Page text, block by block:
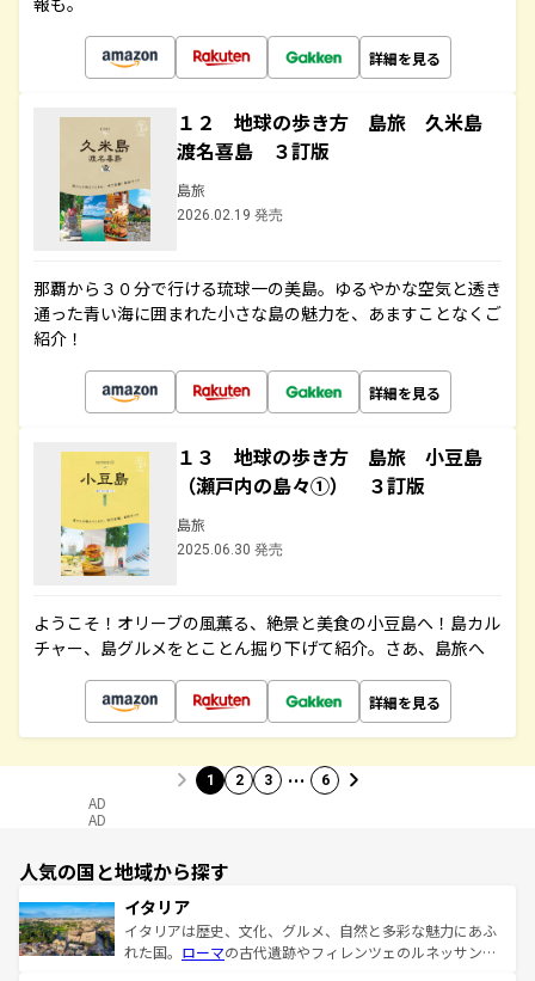
詳細を見る
１２ 地球の歩き方 島旅 久米島
渡名喜島 ３訂版
島旅
2026.02.19 発売
那覇から３０分で行ける琉球一の美島。ゆるやかな空気と透き
通った青い海に囲まれた小さな島の魅力を、あますことなくご
紹介！
詳細を見る
１３ 地球の歩き方 島旅 小豆島
（瀬戸内の島々①） ３訂版
島旅
2025.06.30 発売
ようこそ！オリーブの風薫る、絶景と美食の小豆島へ！島カル
チャー、島グルメをとことん掘り下げて紹介。さあ、島旅へ
詳細を見る
1 2 3 … 6
AD
AD
人気の国と地域から探す
イタリア
イタリアは歴史、文化、グルメ、自然と多彩な魅力にあふ
れた国。 ローマの古代遺跡やフィレンツェのルネッサンス